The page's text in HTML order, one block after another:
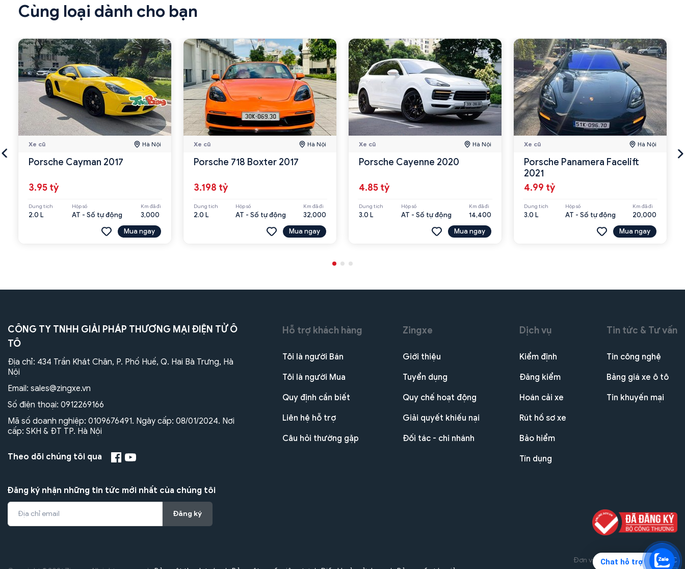
Chat hỗ trợ
Cùng loại dành cho bạn
Xe cũ Hà Nội
Porsche Cayman 2017
3.95 tỷ
Dung tích
2.0 L
Hộp số
AT - Số tự động
Km đã đi
3,000
Mua ngay
Xe cũ Hà Nội
Porsche 718 Boxter 2017
3.198 tỷ
Dung tích
2.0 L
Hộp số
AT - Số tự động
Km đã đi
32,000
Mua ngay
Xe cũ Hà Nội
Porsche Cayenne 2020
4.85 tỷ
Dung tích
3.0 L
Hộp số
AT - Số tự động
Km đã đi
14,400
Mua ngay
Xe cũ Hà Nội
Porsche Panamera Facelift
2021
4.99 tỷ
Dung tích
3.0 L
Hộp số
AT - Số tự động
Km đã đi
20,000
Mua ngay
CÔNG TY TNHH GIẢI PHÁP THƯƠNG MẠI ĐIỆN TỬ Ô
TÔ
Địa chỉ: 434 Trần Khát Chân, P. Phố Huế, Q. Hai Bà Trưng, Hà
Nội
Email: sales@zingxe.vn
Số điện thoại: 0912269166
Mã số doanh nghiệp: 0109676491. Ngày cấp: 08/01/2024. Nơi
cấp: SKH & ĐT TP. Hà Nội
Theo dõi chúng tôi qua
Đăng ký nhận những tin tức mới nhất của chúng tôi
Đăng ký
Hỗ trợ khách hàng
Tôi là người Bán
Tôi là người Mua
Quy định cần biết
Liên hệ hỗ trợ
Câu hỏi thường gặp
Zingxe
Giới thiệu
Tuyển dụng
Quy chế hoạt động
Giải quyết khiếu nại
Đối tác - chi nhánh
Dịch vụ
Kiểm định
Đăng kiểm
Hoán cải xe
Rút hồ sơ xe
Bảo hiểm
Tín dụng
Tin tức & Tư vấn
Tin công nghệ
Bảng giá xe ô tô
Tin khuyến mại
Đơn vị triển khai dự án THG JSC